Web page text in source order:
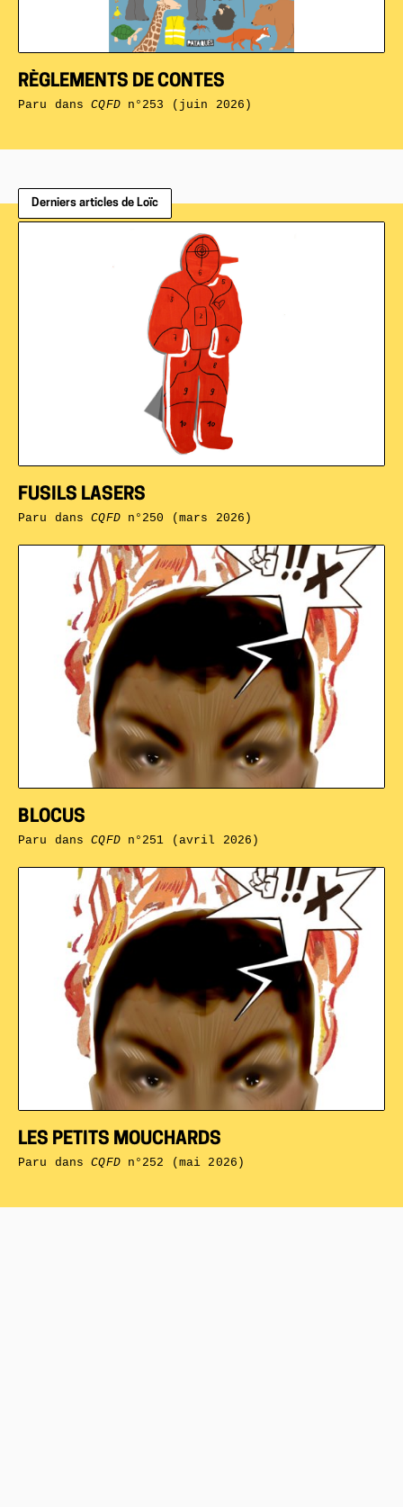
RÈGLEMENTS DE CONTES
Paru dansCQFDn°253 (juin 2026)
Derniers articles de Loïc
LES PETITS MOUCHARDS
Paru dansCQFDn°252 (mai 2026)
BLOCUS
Paru dansCQFDn°251 (avril 2026)
FUSILS LASERS
Paru dansCQFDn°250 (mars 2026)